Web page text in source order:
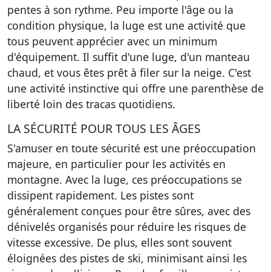
pentes à son rythme. Peu importe l'âge ou la
condition physique, la luge est une activité que
tous peuvent apprécier avec un minimum
d'équipement. Il suffit d'une luge, d'un manteau
chaud, et vous êtes prêt à filer sur la neige. C'est
une activité instinctive qui offre une parenthèse de
liberté loin des tracas quotidiens.
LA SÉCURITÉ POUR TOUS LES ÂGES
S'amuser en toute sécurité est une préoccupation
majeure, en particulier pour les activités en
montagne. Avec la luge, ces préoccupations se
dissipent rapidement. Les pistes sont
généralement conçues pour être sûres, avec des
dénivelés organisés pour réduire les risques de
vitesse excessive. De plus, elles sont souvent
éloignées des pistes de ski, minimisant ainsi les